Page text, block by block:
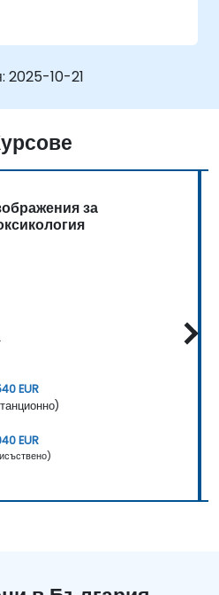
количествено,
на клетки и измерване
повтарящи се задачи с
и плъгини.
работни процеси за
от анализ на
изследвания.
2025-10-21
за
EUR
EUR